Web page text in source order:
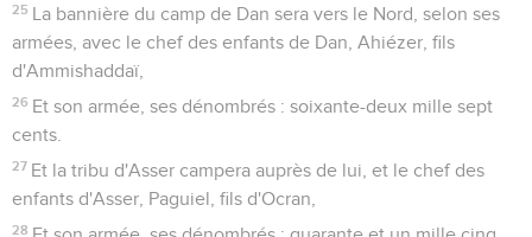
25 La bannière du camp de Dan sera vers le Nord, selon ses
armées, avec le chef des enfants de Dan, Ahiézer, fils
d'Ammishaddaï,
26 Et son armée, ses dénombrés : soixante-deux mille sept
cents.
27 Et la tribu d'Asser campera auprès de lui, et le chef des
enfants d'Asser, Paguiel, fils d'Ocran,
28